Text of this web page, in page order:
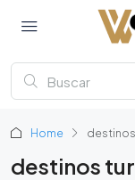
Home
destinos